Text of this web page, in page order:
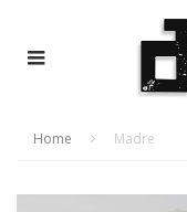
Home Madre